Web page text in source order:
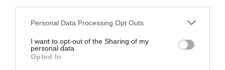
Personal Data Processing Opt Outs
I want to opt-out of the Sharing of my
personal data.
Opted In
Ciencias de la Salud de la CEU-UCH ha
sumado al Grado en Farmacia, el Doble
en Farmacia + Nutrición y Dietética. Los
dobles grados representan una novedosa